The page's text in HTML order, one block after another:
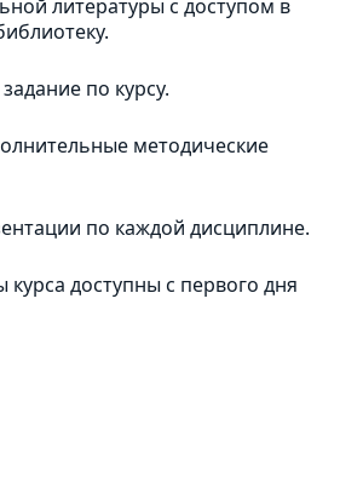
литературы с доступом в
по курсу.
методические
по каждой дисциплине.
курса доступны с первого дня